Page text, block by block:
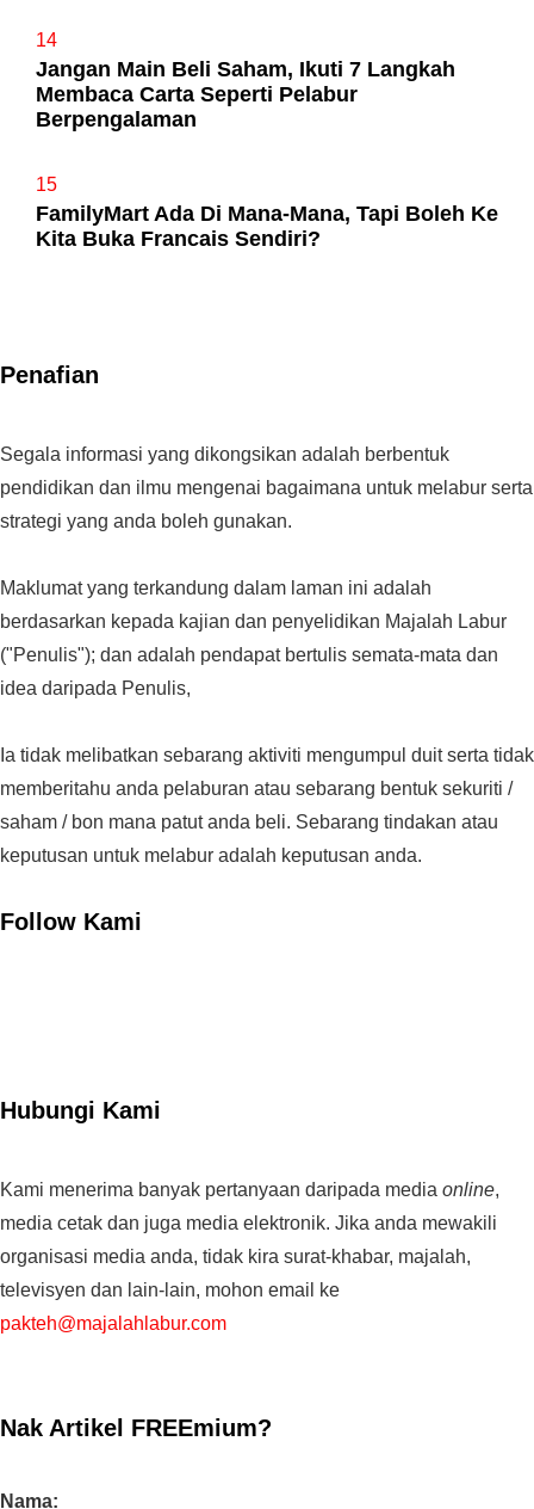
14
Jangan Main Beli Saham, Ikuti 7 Langkah
Membaca Carta Seperti Pelabur
Berpengalaman
15
FamilyMart Ada Di Mana-Mana, Tapi Boleh Ke
Kita Buka Francais Sendiri?
Penafian
Segala informasi yang dikongsikan adalah berbentuk
pendidikan dan ilmu mengenai bagaimana untuk melabur serta
strategi yang anda boleh gunakan.
Maklumat yang terkandung dalam laman ini adalah
berdasarkan kepada kajian dan penyelidikan Majalah Labur
("Penulis"); dan adalah pendapat bertulis semata-mata dan
idea daripada Penulis,
Ia tidak melibatkan sebarang aktiviti mengumpul duit serta tidak
memberitahu anda pelaburan atau sebarang bentuk sekuriti /
saham / bon mana patut anda beli. Sebarang tindakan atau
keputusan untuk melabur adalah keputusan anda.
Follow Kami
Hubungi Kami
Kami menerima banyak pertanyaan daripada media online,
media cetak dan juga media elektronik. Jika anda mewakili
organisasi media anda, tidak kira surat-khabar, majalah,
televisyen dan lain-lain, mohon email ke
pakteh@majalahlabur.com
Nak Artikel FREEmium?
Nama: